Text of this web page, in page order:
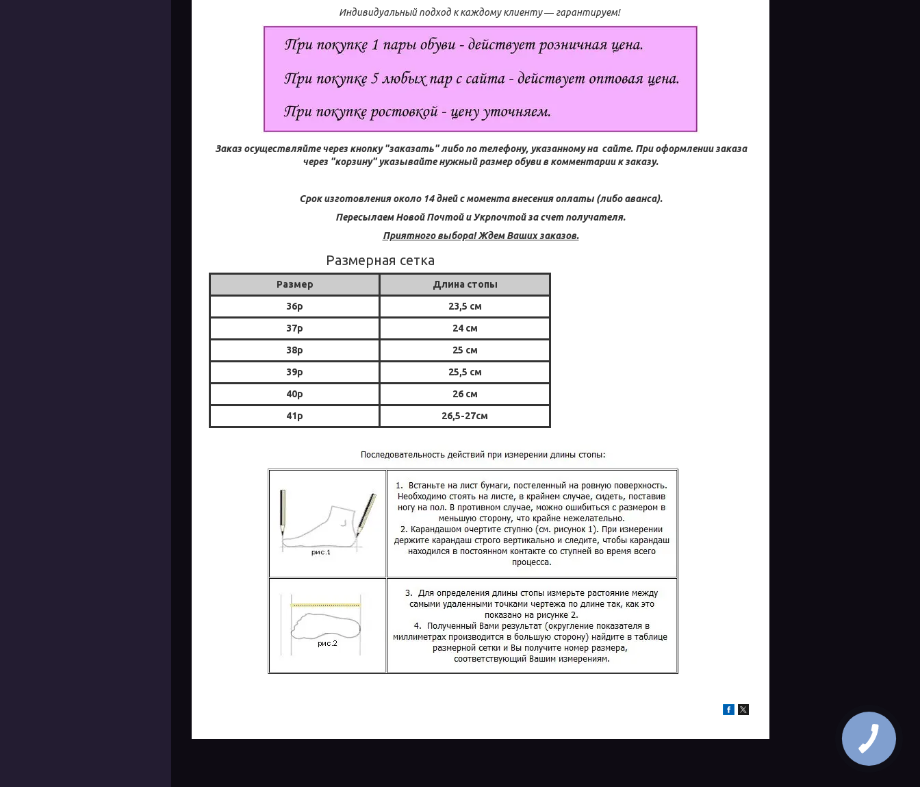
Индивидуальный подход к каждому клиенту ― гарантируем!
Заказ осуществляйте через кнопку "заказать" либо по телефону, указанному на сайте. При оформлении заказа
через "корзину" указывайте нужный размер обуви в комментарии к заказу.
Срок изготовления около 14 дней с момента внесения оплаты (либо аванса).
Пересылаем Новой Почтой и Укрпочтой за счет получателя.
Приятного выбора! Ждем Ваших заказов.
Размер Длина стопы
Размерная сетка
36р
23,5 см
37р
24 см
38р
25 см
39р
25,5 см
40р
26 см
41р
26,5-27см